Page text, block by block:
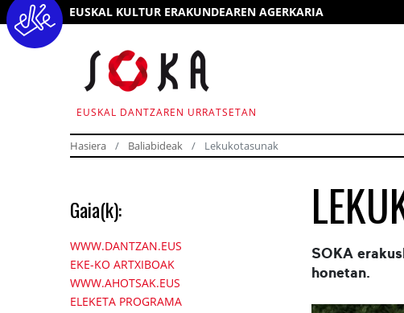
EUSKAL KULTUR ERAKUNDEAREN AGERKARIA
EUSKAL DANTZAREN URRATSETAN
Hasiera Baliabideak Lekukotasunak
Gaia(k):
WWW.DANTZAN.EUS
EKE-KO ARTXIBOAK
WWW.AHOTSAK.EUS
ELEKETA PROGRAMA
SOKA
honetan.